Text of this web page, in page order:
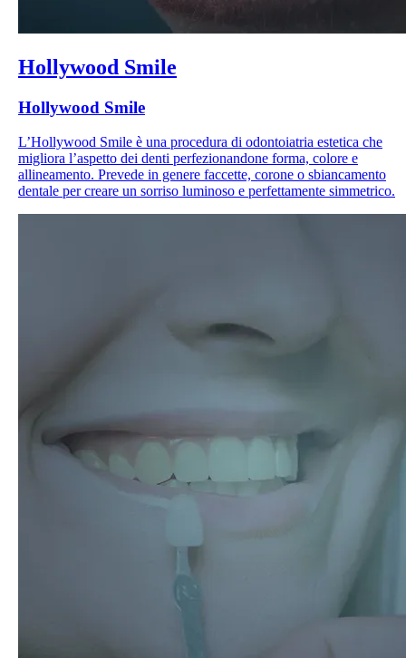
Hollywood Smile
Hollywood Smile
L’Hollywood Smile è una procedura di odontoiatria estetica che
migliora l’aspetto dei denti perfezionandone forma, colore e
allineamento. Prevede in genere faccette, corone o sbiancamento
dentale per creare un sorriso luminoso e perfettamente simmetrico.